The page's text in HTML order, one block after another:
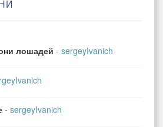
лошадей - sergeyIvanich
- sergeyIvanich